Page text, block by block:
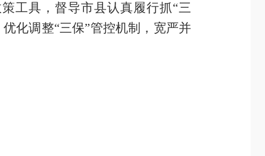
工具，督导市县认真履行抓“三
化调整“三保”管控机制，宽严并